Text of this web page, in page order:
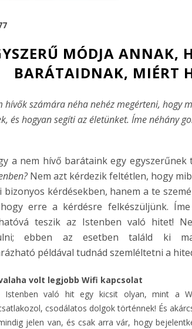
MÓDJA ANNAK,
BARÁTAIDNAK, MIÉRT
hívők számára néha nehéz megérteni, hogy
és hogyan segíti az életünket. Íme néhány
a nem hívő barátaink egy
Nem azt kérdezik feltétlen, hogy
bizonyos kérdésekben, hanem a te
erre a kérdésre felkészüljünk.
teszik az Istenben való hitet!
ebben az esetben találd ki
példával tudnád szemléltetni a
volt legjobb Wifi kapcsolat
Istenben való hit egy kicsit olyan, mint a
csodálatos dolgok történnek! És
jelen van, és csak arra vár, hogy